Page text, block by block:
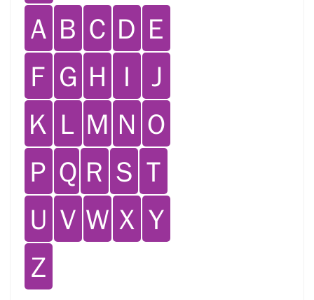
Ａ Ｂ Ｃ Ｄ Ｅ
Ｆ Ｇ Ｈ Ｉ Ｊ
Ｋ Ｌ Ｍ Ｎ Ｏ
Ｐ Ｑ Ｒ Ｓ Ｔ
Ｕ Ｖ Ｗ Ｘ Ｙ
Ｚ